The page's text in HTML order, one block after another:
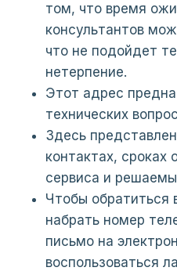
том, что время
консультантов
что не подойдет
нетерпение.
Этот адрес
технических
Здесь
контактах, сроках
сервиса и
Чтобы
набрать номер
письмо на
воспользоваться